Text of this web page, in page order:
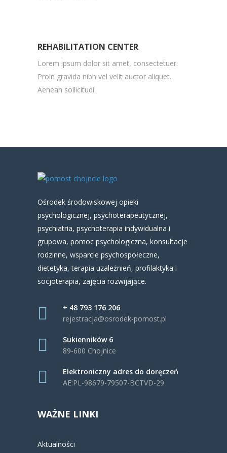
REHABILITATION CENTER
Lorem ipsum dolor sit amet, consectetuer.
Proin gravida nibh vel velit auctor aliquet.
Aenean sollicitudi
Ośrodek środowiskowej opieki
psychologicznej, psychoterapeutycznej,
psychiatria, psychoterapia indywidualna i
grupowa, pomoc psychologiczna, konsultacje
rodzinne, wsparcie psychospołeczne,
dietetyka, terapia uzależnień, profilaktyka i
socjoterapia, zajęcia rozwijające.
+ 48 793 176 206
rejestracja@osrodek-pomost.pl
Sukienników 6
89-600 Chojnice
Elektroniczny adres do doręczeń
AE:PL-98679-79507-BCTVD-29
WAŻNE LINKI
Aktualności